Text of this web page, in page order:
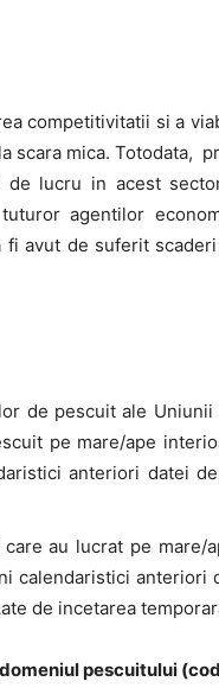
competitivitatii si a
scara mica. Totodata,
lucru in acest
agentilor
avut de suferit
de pescuit ale
pe mare/ape
anteriori datei
au lucrat pe mare/
calendaristici anteriori
de incetarea
pescuitului